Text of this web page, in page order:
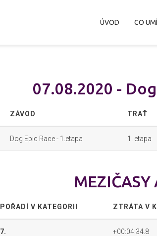
ÚVOD CO
07.08.2020 -
ZÁVOD TRAŤ
Dog Epic Race - 1.etapa 1. etapa
MEZIČASY
POŘADÍ V KATEGORII ZTRÁTA V
7. +00:04:34.8